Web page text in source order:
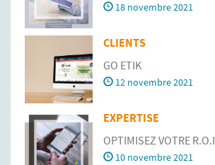
18 novembre 2021
CLIENTS
GO ETIK
12 novembre 2021
EXPERTISE
OPTIMISEZ VOTRE R.O.I
10 novembre 2021